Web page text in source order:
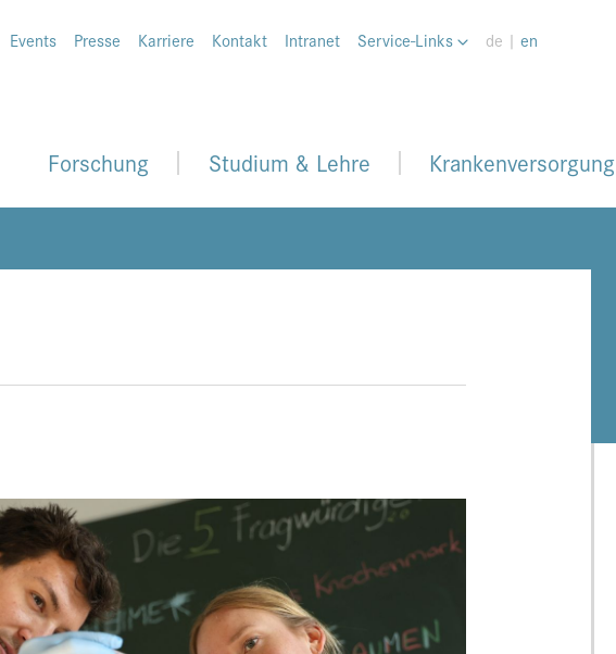
Events Presse Karriere Kontakt Intranet Service-Links de | en
Forschung Studium & Lehre Krankenversorgung